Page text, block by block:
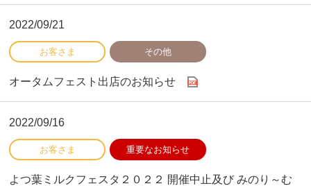
2022/09/21
オータムフェスト出店のお知らせ
2022/09/16
よつ葉ミルクフェスタ２０２２ 開催中止及び みのり～む